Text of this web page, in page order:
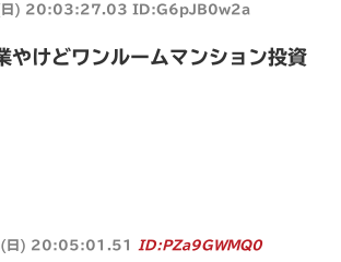
) 20:03:27.03 ID:G6pJB0w2a
やけどワンルームマンション投資
) 20:05:01.51 ID:PZa9GWMQ0